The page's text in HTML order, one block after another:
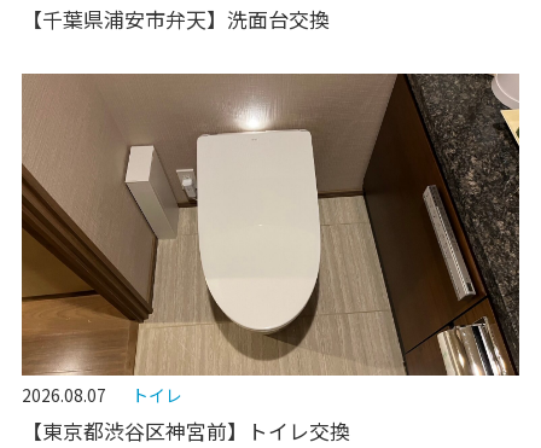
【千葉県浦安市弁天】洗面台交換
2026.08.07 トイレ
【東京都渋谷区神宮前】トイレ交換